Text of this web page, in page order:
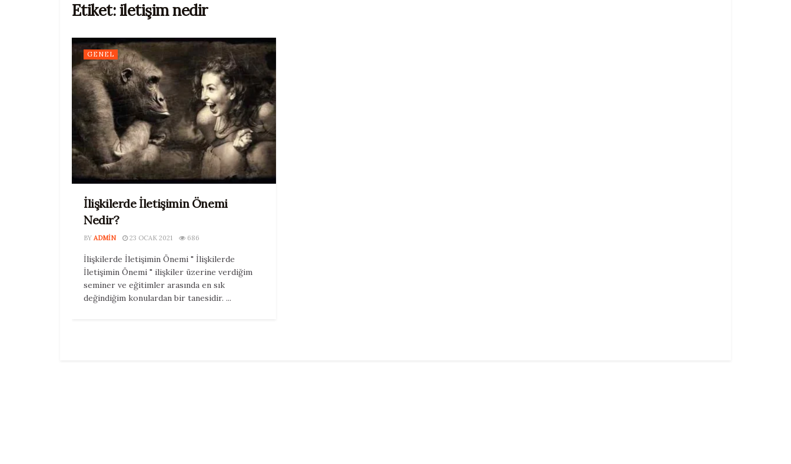
Etiket:iletişim nedir
GENEL
İlişkilerde İletişimin Önemi
Nedir?
BY ADMIN 23 OCAK 2021 686
İlişkilerde İletişimin Önemi " İlişkilerde
İletişimin Önemi " ilişkiler üzerine verdiğim
seminer ve eğitimler arasında en sık
değindiğim konulardan bir tanesidir. ...